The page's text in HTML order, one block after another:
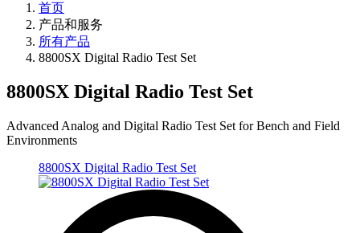
首页
产品和服务
所有产品
8800SX Digital Radio Test Set
8800SX Digital Radio Test Set
Advanced Analog and Digital Radio Test Set for Bench and Field
Environments
8800SX Digital Radio Test Set